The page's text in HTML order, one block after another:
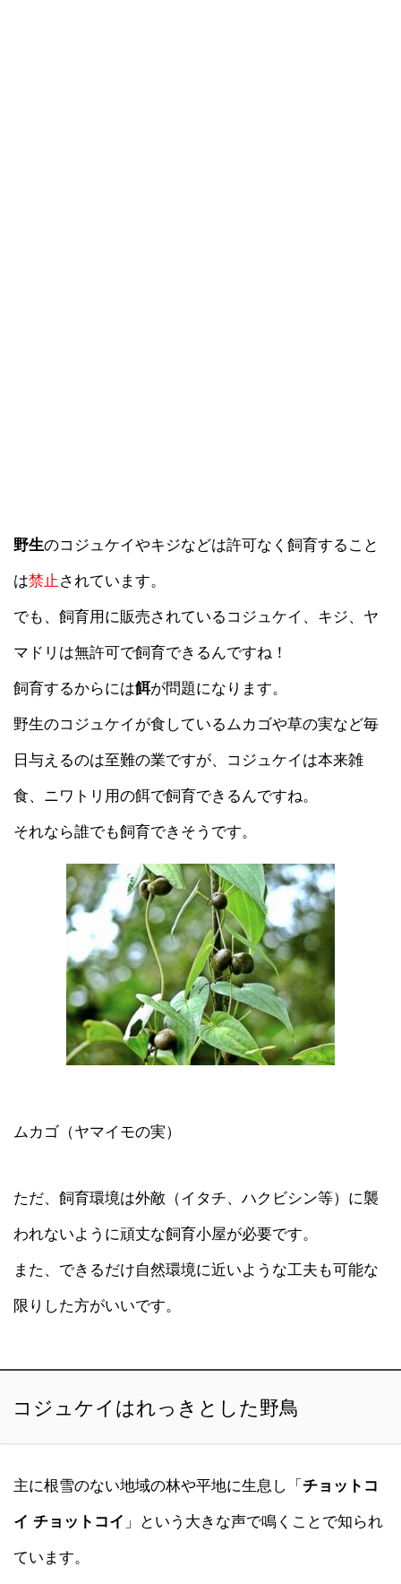
野生のコジュケイやキジなどは許可なく飼育すること
は禁止されています。
でも、飼育用に販売されているコジュケイ、キジ、ヤ
マドリは無許可で飼育できるんですね！
飼育するからには餌が問題になります。
野生のコジュケイが食しているムカゴや草の実など毎
日与えるのは至難の業ですが、コジュケイは本来雑
食、ニワトリ用の餌で飼育できるんですね。
それなら誰でも飼育できそうです。
ムカゴ（ヤマイモの実）
ただ、飼育環境は外敵（イタチ、ハクビシン等）に襲
われないように頑丈な飼育小屋が必要です。
また、できるだけ自然環境に近いような工夫も可能な
限りした方がいいです。
コジュケイはれっきとした野鳥
主に根雪のない地域の林や平地に生息し「 チョットコ
イ チョットコイ 」という大きな声で鳴くことで知られ
ています。